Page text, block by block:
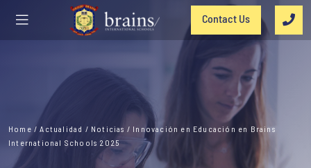
Contact Us
Home /Actualidad / Noticias / Innovación en Educación en Brains
International Schools 2025